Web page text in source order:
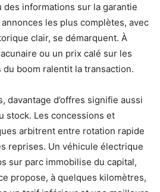
informations sur la garantie
les plus complètes, avec
clair, se démarquent. À
ou un prix calé sur les
boom ralentit la transaction.
davantage d’offres signifie aussi
stock. Les concessions et
arbitrent entre rotation rapide
reprises. Un véhicule électrique
sur parc immobilise du capital,
propose, à quelques kilomètres,